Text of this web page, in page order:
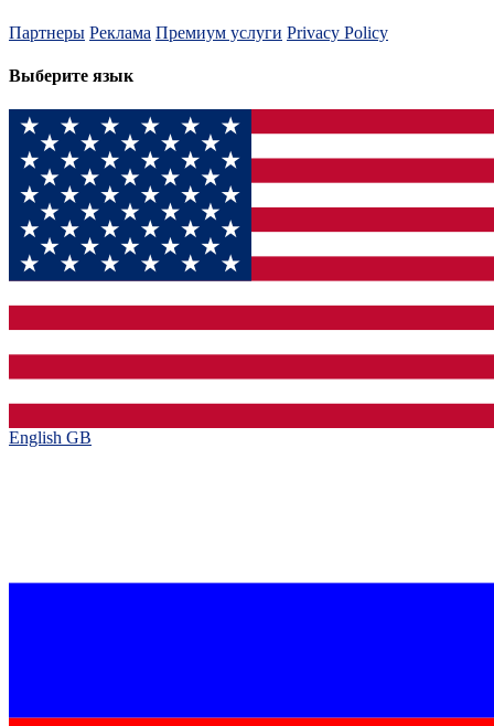
Партнеры Реклама Премиум услуги Privacy Policy
Выберите язык
English GB‎